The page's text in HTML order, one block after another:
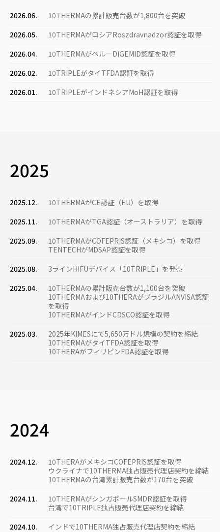
2026.06.
10THERMAの累計販売台数が1,800台を突破
2026.05.
10THERMAがロシアRoszdravnadzor認証を取得
2026.04.
10THERMAがペルーDIGEMID認証を取得
2026.02.
10TRIPLEがタイTFDA認証を取得
2026.01.
10TRIPLEがインドネシアMoH認証を取得
2025
2025.12.
10THERMAがCE認証（EU）を取得
2025.11.
10THERMAがTGA認証（オース​​トラリア）を取得
2025.09.
10THERMAがCOFEPRIS認証（メキシコ）を取得
TENTECHがMDSAP認証を取得
2025.08.
3ラインHIFUデバイス「10TRIPLE」を発売
2025.04.
10THERMAの累計販売台数が1,100台を突破
10THERMAおよび10THERAがブラジルANVISA認証
を取得
10THERMAがインドCDSCO認証を取得
2025.03.
2025年KIMESにて5,650万ドル規模の契約を締結
10THERMAがタイTFDA認証を取得
10THERAがフィリピンFDA認証を取得
2024
2024.12.
10THERAがメキシコCOFEPRIS認証を取得
ウクライナで10THERMA独占販売代理店契約を締結
10THERMAの台湾累計販売台数が170台を突破
2024.11.
10THERMAがシンガポールSMDR認証を取得
台湾で10TRIPLE独占販売代理店契約を締結
2024.10.
インドで10THERMA独占販売代理店契約を締結